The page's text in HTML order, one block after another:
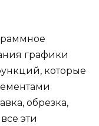
графики
которые
обрезка,
эти